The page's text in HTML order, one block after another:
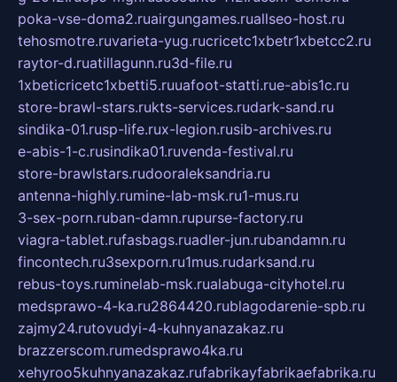
poka-vse-doma2.ruairgungames.ruallseo-host.ru
tehosmotre.ruvarieta-yug.rucricetc1xbetr1xbetcc2.ru
raytor-d.ruatillagunn.ru3d-file.ru
1xbeticricetc1xbetti5.ruuafoot-statti.rue-abis1c.ru
store-brawl-stars.rukts-services.rudark-sand.ru
sindika-01.rusp-life.rux-legion.rusib-archives.ru
e-abis-1-c.rusindika01.ruvenda-festival.ru
store-brawlstars.rudooraleksandria.ru
antenna-highly.rumine-lab-msk.ru1-mus.ru
3-sex-porn.ruban-damn.rupurse-factory.ru
viagra-tablet.rufasbags.ruadler-jun.rubandamn.ru
fincontech.ru3sexporn.ru1mus.rudarksand.ru
rebus-toys.ruminelab-msk.rualabuga-cityhotel.ru
medsprawo-4-ka.ru2864420.rublagodarenie-spb.ru
zajmy24.rutovudyi-4-kuhnyanazakaz.ru
brazzerscom.rumedsprawo4ka.ru
xehyroo5kuhnyanazakaz.rufabrikayfabrikaefabrika.ru